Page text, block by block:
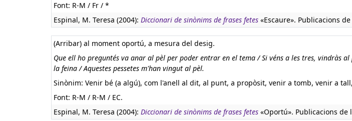
Font: R-M / Fr / *
Espinal, M. Teresa (2004): Diccionari de sinònims de frases fetes «Escaure». Publicacions
(Arribar) al moment oportú, a mesura del desig.
Que ell ho preguntés va anar al pèl per poder entrar en el tema / Si véns a les tres, vindràs
la feina / Aquestes pessetes m'han vingut al pèl.
Sinònim: Venir bé (a algú), com l'anell al dit, al punt, a propòsit, venir a tomb, venir a
Font: R-M / R-M / EC.
Espinal, M. Teresa (2004): Diccionari de sinònims de frases fetes «Oportú». Publicacions